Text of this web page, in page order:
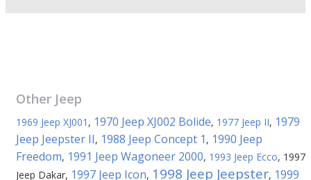
Other Jeep
1969 Jeep XJ001 , 1970 Jeep XJ002 Bolide, 1977 Jeep II, 1979
Jeep Jeepster II, 1988 Jeep Concept 1 , 1990 Jeep
Freedom, 1991 Jeep Wagoneer 2000, 1993 Jeep Ecco, 1997
Jeep Dakar, 1997 Jeep Icon, 1998 Jeep Jeepster, 1999